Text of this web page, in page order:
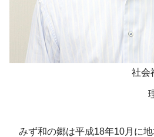
社会
みず和の郷は平成18年10月に